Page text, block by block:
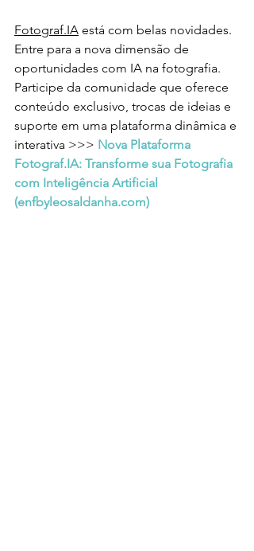
Fotograf.IA está com belas novidades.
Entre para a nova dimensão de
oportunidades com IA na fotografia.
Participe da comunidade que oferece
conteúdo exclusivo, trocas de ideias e
suporte em uma plataforma dinâmica e
interativa >>> Nova Plataforma
Fotograf.IA: Transforme sua Fotografia
com Inteligência Artificial
(enfbyleosaldanha.com)